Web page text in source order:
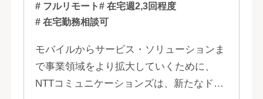
# フルリモート# 在宅週2,3回程度
# 在宅勤務相談可
モバイルからサービス・ソリューションま
で事業領域をより拡大していくために、
NTTコミュニケーションズは、新たなドコ